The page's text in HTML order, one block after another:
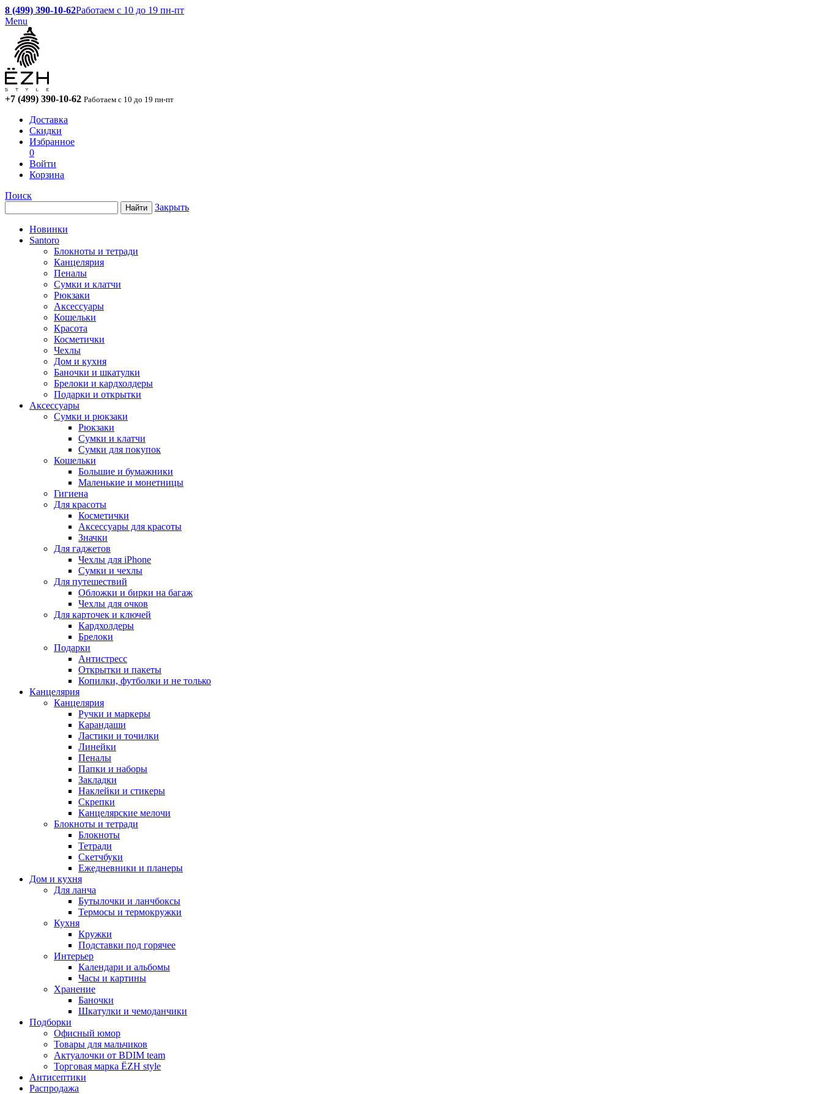
8 (499) 390-10-62Работаем с 10 до 19 пн-пт
Menu
+7 (499) 390-10-62 Работаем с 10 до 19 пн-пт
Доставка
Скидки
Избранное
0
Войти
Корзина
Поиск
Закрыть
Новинки
Santoro
Блокноты и тетради
Канцелярия
Пеналы
Сумки и клатчи
Рюкзаки
Аксессуары
Кошельки
Красота
Косметички
Чехлы
Дом и кухня
Баночки и шкатулки
Брелоки и кардхолдеры
Подарки и открытки
Аксессуары
Сумки и рюкзаки
Рюкзаки
Сумки и клатчи
Сумки для покупок
Кошельки
Большие и бумажники
Маленькие и монетницы
Гигиена
Для красоты
Косметички
Аксессуары для красоты
Значки
Для гаджетов
Чехлы для iPhone
Сумки и чехлы
Для путешествий
Обложки и бирки на багаж
Чехлы для очков
Для карточек и ключей
Кардхолдеры
Брелоки
Подарки
Антистресс
Открытки и пакеты
Копилки, футболки и не только
Канцелярия
Канцелярия
Ручки и маркеры
Карандаши
Ластики и точилки
Линейки
Пеналы
Папки и наборы
Закладки
Наклейки и стикеры
Скрепки
Канцелярские мелочи
Блокноты и тетради
Блокноты
Тетради
Скетчбуки
Ежедневники и планеры
Дом и кухня
Для ланча
Бутылочки и ланчбоксы
Термосы и термокружки
Кухня
Кружки
Подставки под горячее
Интерьер
Календари и альбомы
Часы и картины
Хранение
Баночки
Шкатулки и чемоданчики
Подборки
Офисный юмор
Товары для мальчиков
Актуалочки от BDIM team
Торговая марка ЁZH style
Антисептики
Распродажа